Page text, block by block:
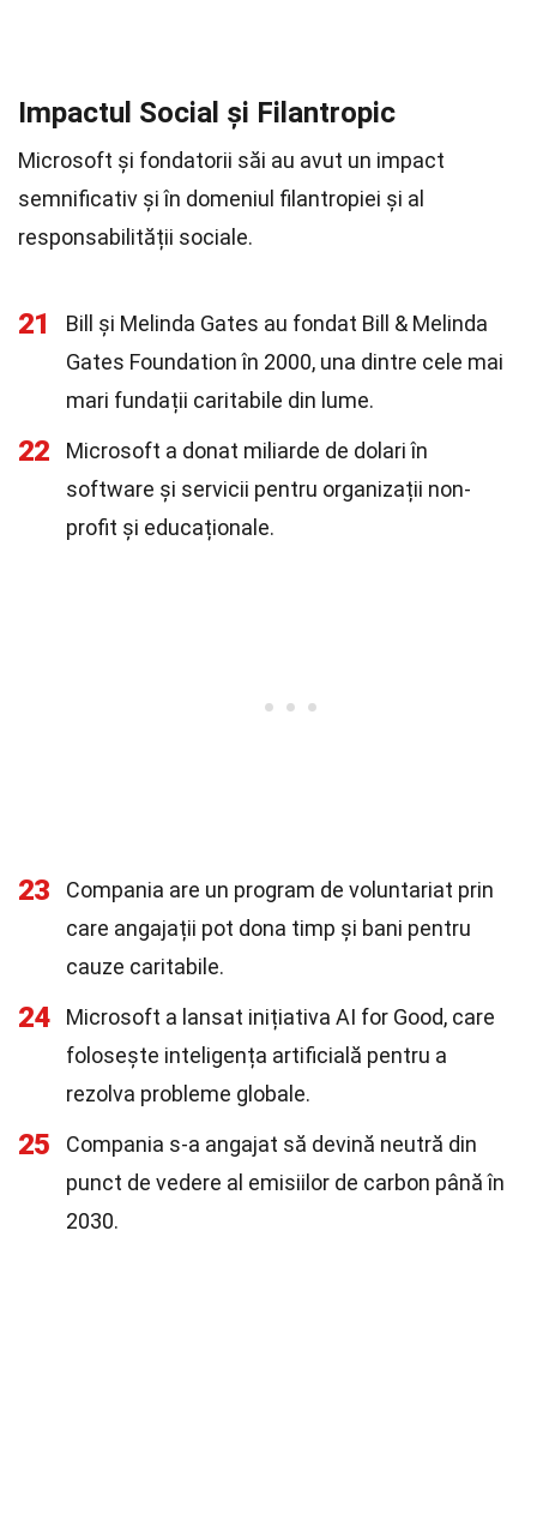
Impactul Social și Filantropic
Microsoft și fondatorii săi au avut un impact
semnificativ și în domeniul filantropiei și al
responsabilității sociale.
21
Bill și Melinda Gates au fondat Bill & Melinda
Gates Foundation în 2000, una dintre cele mai
mari fundații caritabile din lume.
22
Microsoft a donat miliarde de dolari în
software și servicii pentru organizații non-
profit și educaționale.
23
Compania are un program de voluntariat prin
care angajații pot dona timp și bani pentru
cauze caritabile.
24
Microsoft a lansat inițiativa AI for Good, care
folosește inteligența artificială pentru a
rezolva probleme globale.
25
Compania s-a angajat să devină neutră din
punct de vedere al emisiilor de carbon până în
2030.